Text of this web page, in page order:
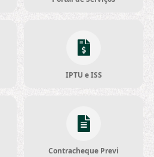
IPTU e ISS
Contracheque Previ